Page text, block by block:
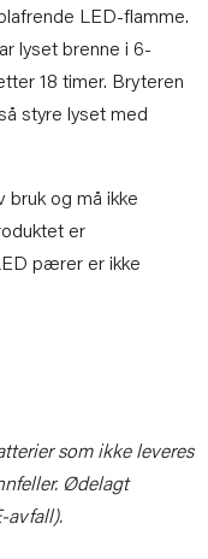
LED-flamme.
lyset brenne i 6-
18 timer. Bryteren
styre lyset med
bruk og må ikke
er
pærer er ikke
som ikke leveres
Ødelagt
avfall).